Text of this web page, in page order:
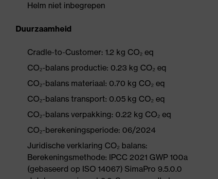
Helm niet inbegrepen
Duurzaamheid
Cradle-to-Customer: 1.2 kg CO₂ eq
CO₂-balans productie: 0.23 kg CO₂ eq
CO₂-balans materiaal: 0.70 kg CO₂ eq
CO₂-balans transport: 0.05 kg CO₂ eq
CO₂-balans verpakking: 0.22 kg CO₂ eq
CO₂-berekeningsperiode: 06/2024
Juridische verklaring CO₂ balans:
Berekeningsmethode: IPCC 2021 GWP 100a
(gebaseerd op ISO 14067) SimaPro 9.5.0.0